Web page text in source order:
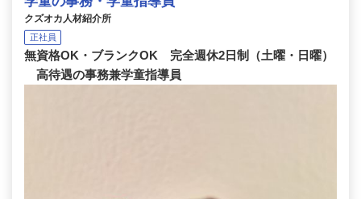
クズオカ人材紹介所
正社員
無資格OK・ブランクOK 完全週休2日制（土曜・日曜）
高待遇の事務兼学童指導員